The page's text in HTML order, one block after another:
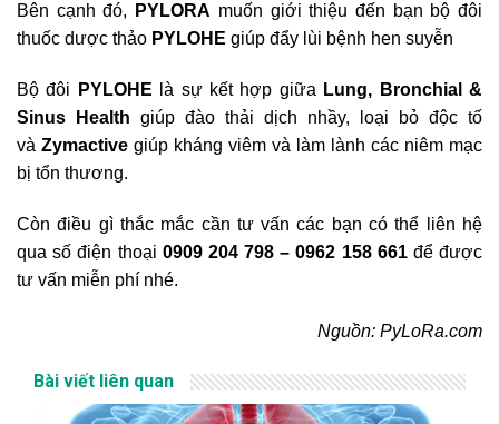
Bên cạnh đó, PYLORA muốn giới thiệu đến bạn bộ đôi
thuốc dược thảo PYLOHE giúp đẩy lùi bệnh hen suyễn
Bộ đôi PYLOHE là sự kết hợp giữa Lung, Bronchial &
Sinus Health giúp đào thải dịch nhầy, loại bỏ độc tố
và Zymactive giúp kháng viêm và làm lành các niêm mạc
bị tổn thương.
Còn điều gì thắc mắc cần tư vấn các bạn có thể liên hệ
qua số điện thoại 0909 204 798 – 0962 158 661để được
tư vấn miễn phí nhé.
Nguồn: PyLoRa.com
Bài viết liên quan